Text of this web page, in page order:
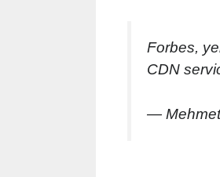
Forbes,
CDN
—